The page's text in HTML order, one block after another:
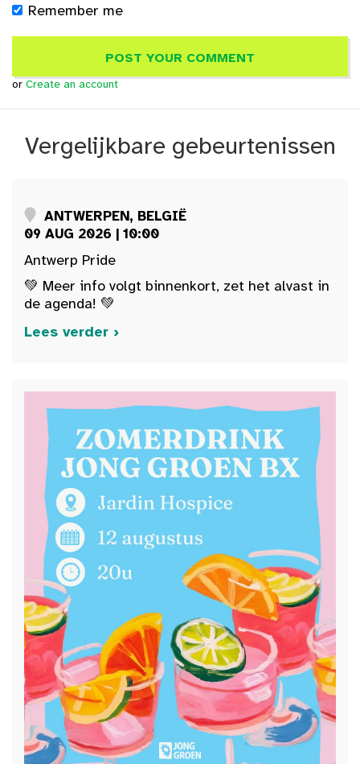
Remember me
or Create an account
Vergelijkbare gebeurtenissen
ANTWERPEN, BELGIË
09 AUG 2026 | 10:00
Antwerp Pride
💚 Meer info volgt binnenkort, zet het alvast in
de agenda! 💚
Lees verder ›